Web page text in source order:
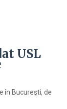
USL
în Bucureşti, de